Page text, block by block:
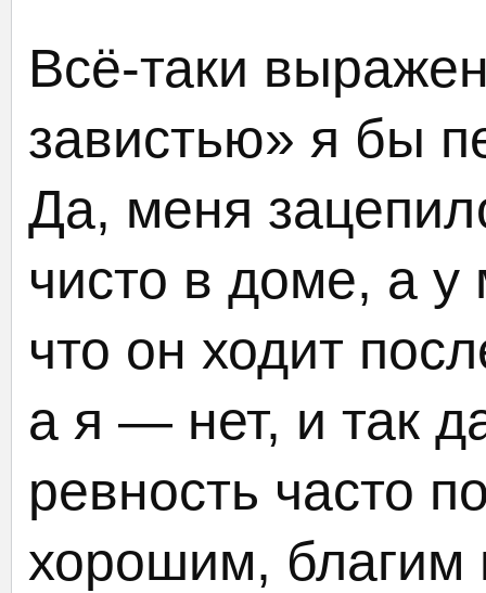
Всё-таки
завистью» я бы
Да, меня
чисто в доме, а
что он ходит
а я — нет, и так
ревность часто
хорошим, благим